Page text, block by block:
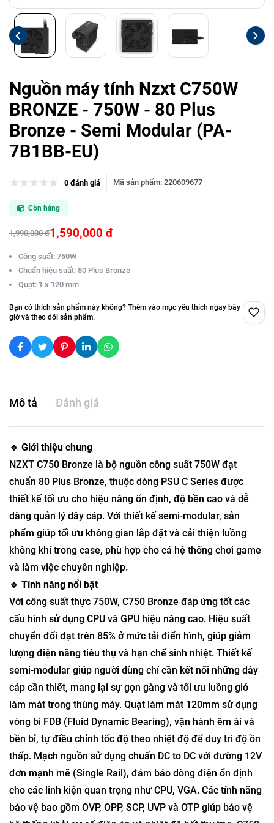
Nguồn máy tính Nzxt C750W
BRONZE - 750W - 80 Plus
Bronze - Semi Modular (PA-
7B1BB-EU)
0 đánh giá Mã sản phẩm: 220609677
Còn hàng
1,990,000 đ1,590,000 đ
Công suất: 750W
Chuẩn hiệu suất: 80 Plus Bronze
Quạt: 1 x 120 mm
Bạn có thích sản phẩm này không? Thêm vào mục yêu thích ngay bây
giờ và theo dõi sản phẩm.
Mô tả Đánh giá
🔹 Giới thiệu chung
NZXT C750 Bronze là bộ nguồn công suất 750W đạt
chuẩn 80 Plus Bronze, thuộc dòng PSU C Series được
thiết kế tối ưu cho hiệu năng ổn định, độ bền cao và dễ
dàng quản lý dây cáp. Với thiết kế semi-modular, sản
phẩm giúp tối ưu không gian lắp đặt và cải thiện luồng
không khí trong case, phù hợp cho cả hệ thống chơi game
và làm việc chuyên nghiệp.
🔹 Tính năng nổi bật
Với công suất thực 750W, C750 Bronze đáp ứng tốt các
cấu hình sử dụng CPU và GPU hiệu năng cao. Hiệu suất
chuyển đổi đạt trên 85% ở mức tải điển hình, giúp giảm
lượng điện năng tiêu thụ và hạn chế sinh nhiệt. Thiết kế
semi-modular giúp người dùng chỉ cần kết nối những dây
cáp cần thiết, mang lại sự gọn gàng và tối ưu luồng gió
làm mát trong thùng máy. Quạt làm mát 120mm sử dụng
vòng bi FDB (Fluid Dynamic Bearing), vận hành êm ái và
bền bỉ, tự điều chỉnh tốc độ theo nhiệt độ để duy trì độ ồn
thấp. Mạch nguồn sử dụng chuẩn DC to DC với đường 12V
đơn mạnh mẽ (Single Rail), đảm bảo dòng điện ổn định
cho các linh kiện quan trọng như CPU, VGA. Các tính năng
bảo vệ bao gồm OVP, OPP, SCP, UVP và OTP giúp bảo vệ